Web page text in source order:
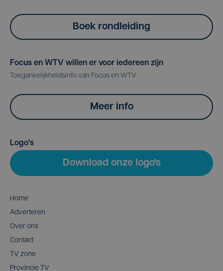
Boek rondleiding
Focus en WTV willen er voor iedereen zijn
Toegankelijkheidsinfo van Focus en WTV
Meer info
Logo's
Download onze logo's
Home
Adverteren
Over ons
Contact
TV zone
Provincie TV